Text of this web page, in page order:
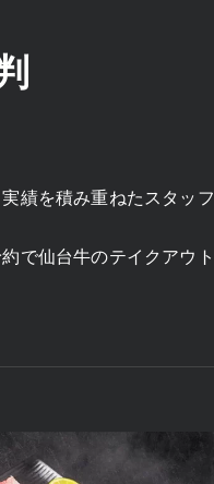
績を積み重ねたスタッフ
で仙台牛のテイクアウト